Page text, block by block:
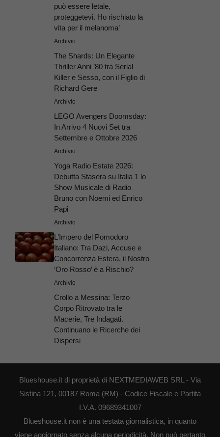
può essere letale,
proteggetevi. Ho rischiato la
vita per il melanoma’
Archivio
The Shards: Un Elegante
Thriller Anni ’80 tra Serial
Killer e Sesso, con il Figlio di
Richard Gere
Archivio
LEGO Avengers Doomsday:
In Arrivo 4 Nuovi Set tra
Settembre e Ottobre 2026
Archivio
Yoga Radio Estate 2026:
Debutta Stasera su Italia 1 lo
Show Musicale di Radio
Bruno con Noemi ed Enrico
Papi
Archivio
L’Impero del Pomodoro
Italiano: Tra Dazi, Accuse e
Concorrenza Estera, il Nostro
‘Oro Rosso’ è a Rischio?
Archivio
Crollo a Messina: Terzo
Corpo Ritrovato tra le
Macerie, Tre Indagati.
Continuano le Ricerche dei
Dispersi
Blueshouse.it di proprietà di NEXTMEDIAWEB SRL - Via
Sistina 121, 00187 Roma (RM) - Codice Fiscale e Partita
I.V.A. 09689341007
Blueshouse.it non è una testata giornalistica, in quanto
viene aggiornato senza alcuna periodicità. Non può pertanto